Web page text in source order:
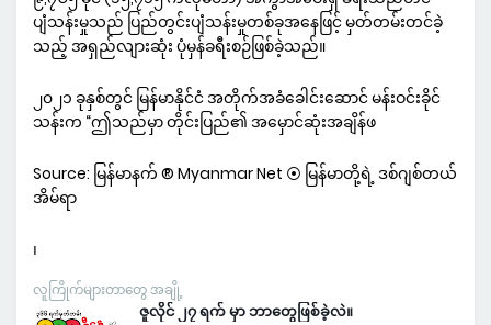
ပျံသန်းမှုသည် ပြည်တွင်းပျံသန်းမှုတစ်ခုအနေဖြင့် မှတ်တမ်းတင်ခဲ့
သည့် အရှည်လျားဆုံး ပုံမှန်ခရီးစဉ်ဖြစ်ခဲ့သည်။
၂၀၂၁ ခုနှစ်တွင် မြန်မာနိုင်ငံ အတိုက်အခံခေါင်းဆောင် မန်းဝင်းခိုင်
သန်းက “ဤသည်မှာ တိုင်းပြည်၏ အမှောင်ဆုံးအချိန်ဖ
Source: မြန်မာနက် ® Myanmar Net ⦿ မြန်မာတို့ရဲ့ ဒစ်ဂျစ်တယ်
အိမ်ရာ
၊
လူကြိုက်များတာတွေ အချို့
ဇူလိုင် ၂၇ ရက် မှာ ဘာတွေဖြစ်ခဲ့လဲ။